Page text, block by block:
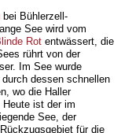
bei Bühlerzell-
See wird vom
Rot entwässert, die
rührt von der
Im See wurde
dessen schnellen
wo die Haller
ist der im
See, der
für die